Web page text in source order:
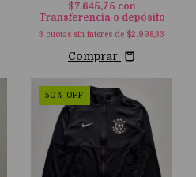
$7.645,75 con
Transferencia o depósito
3 cuotas sin interés de $2.998,33
Comprar
50 % OFF